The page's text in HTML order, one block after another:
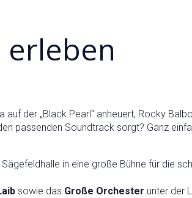
erleben
der „Black Pearl“ anheuert, Rocky
passenden Soundtrack sorgt? Ganz
in eine große Bühne für die
sowie das Große Orchester unter der